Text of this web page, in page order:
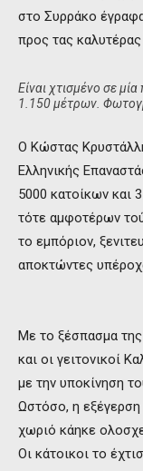
στο Συρράκο
προς τας
Είναι χτισμένο σε
1.150 μέτρων.
Ο Κώστας
Ελληνικής
5000 κατοίκων και
τότε αμφοτέρων
το εμπόριον,
αποκτώντες
Με το ξέσπασμα
και οι γειτονικοί
με την υποκίνηση
Ωστόσο, η
χωριό κάηκε
Οι κάτοικοι το